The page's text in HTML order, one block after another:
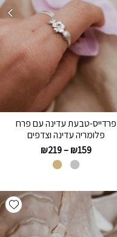
פרדייס-טבעת עדינה עם פרח
פלומריה עדינה וצדפים
₪159
–
₪219